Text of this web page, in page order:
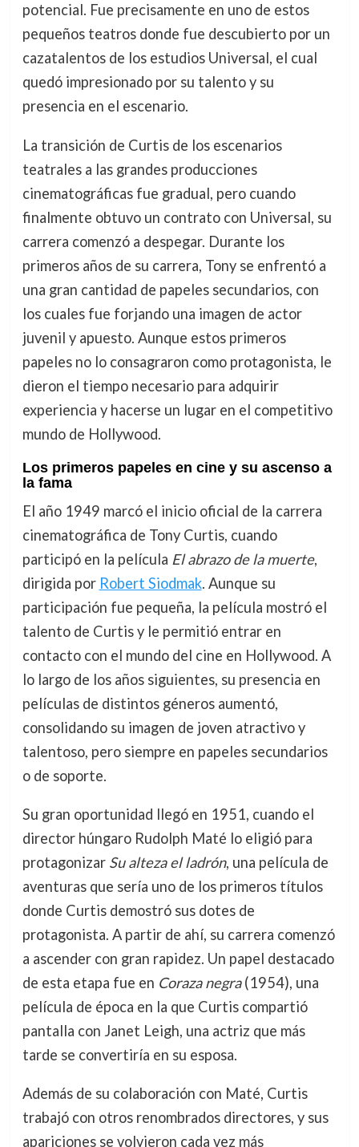
potencial. Fue precisamente en uno de estos
pequeños teatros donde fue descubierto por un
cazatalentos de los estudios Universal, el cual
quedó impresionado por su talento y su
presencia en el escenario.
La transición de Curtis de los escenarios
teatrales a las grandes producciones
cinematográficas fue gradual, pero cuando
finalmente obtuvo un contrato con Universal, su
carrera comenzó a despegar. Durante los
primeros años de su carrera, Tony se enfrentó a
una gran cantidad de papeles secundarios, con
los cuales fue forjando una imagen de actor
juvenil y apuesto. Aunque estos primeros
papeles no lo consagraron como protagonista, le
dieron el tiempo necesario para adquirir
experiencia y hacerse un lugar en el competitivo
mundo de Hollywood.
Los primeros papeles en cine y su ascenso a
la fama
El año 1949 marcó el inicio oficial de la carrera
cinematográfica de Tony Curtis, cuando
participó en la película El abrazo de la muerte,
dirigida por Robert Siodmak. Aunque su
participación fue pequeña, la película mostró el
talento de Curtis y le permitió entrar en
contacto con el mundo del cine en Hollywood. A
lo largo de los años siguientes, su presencia en
películas de distintos géneros aumentó,
consolidando su imagen de joven atractivo y
talentoso, pero siempre en papeles secundarios
o de soporte.
Su gran oportunidad llegó en 1951, cuando el
director húngaro Rudolph Maté lo eligió para
protagonizar Su alteza el ladrón, una película de
aventuras que sería uno de los primeros títulos
donde Curtis demostró sus dotes de
protagonista. A partir de ahí, su carrera comenzó
a ascender con gran rapidez. Un papel destacado
de esta etapa fue en Coraza negra(1954), una
película de época en la que Curtis compartió
pantalla con Janet Leigh, una actriz que más
tarde se convertiría en su esposa.
Además de su colaboración con Maté, Curtis
trabajó con otros renombrados directores, y sus
apariciones se volvieron cada vez más